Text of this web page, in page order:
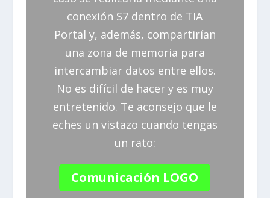
conexión S7 dentro de TIA
Portal y, además, compartirían
una zona de memoria para
intercambiar datos entre ellos.
No es difícil de hacer y es muy
entretenido. Te aconsejo que le
eches un vistazo cuando tengas
un rato:
Comunicación LOGO